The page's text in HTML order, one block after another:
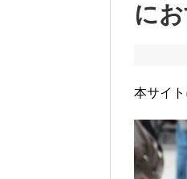
に
本サイ